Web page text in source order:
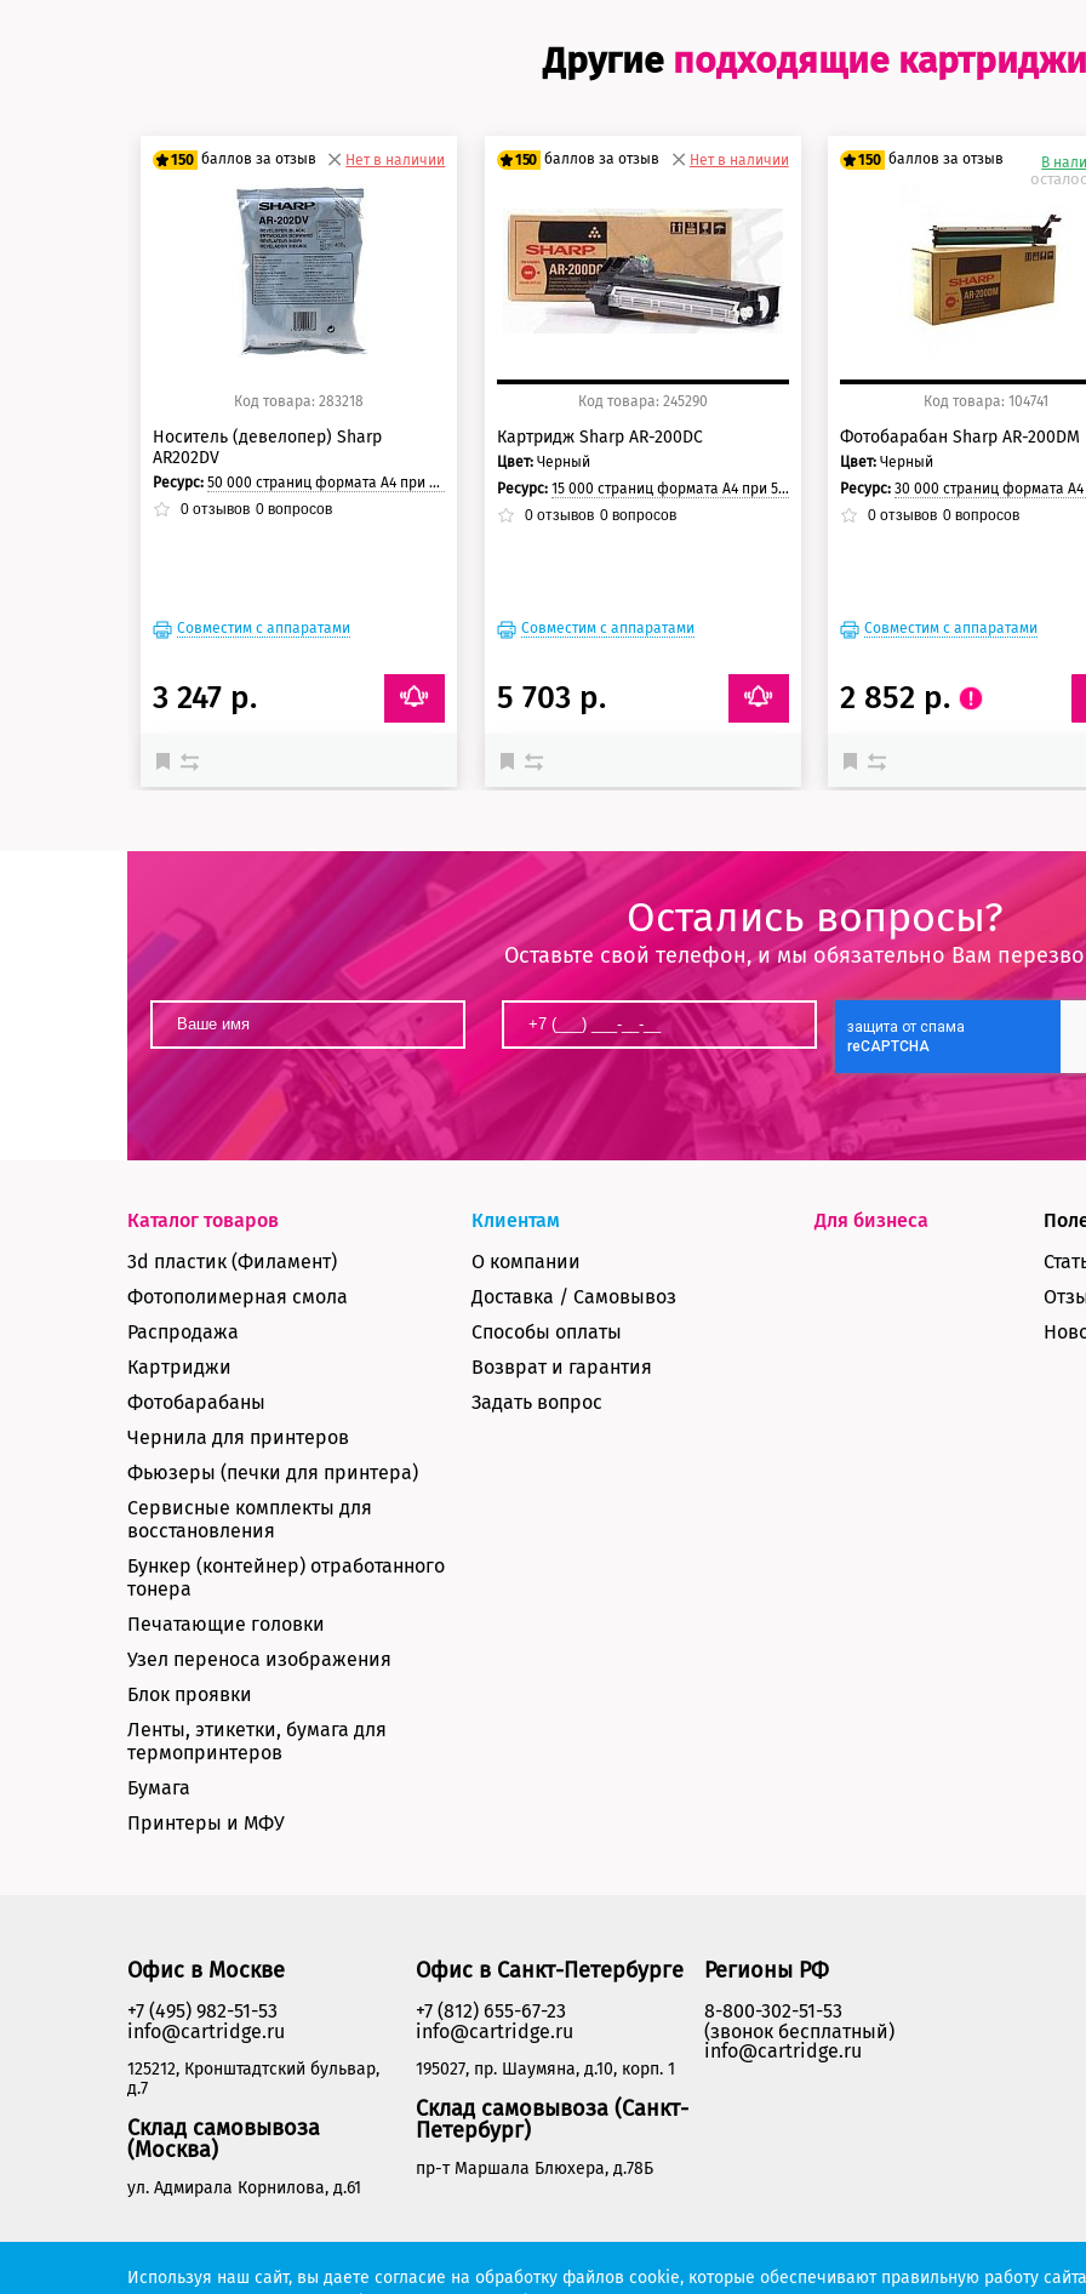
Другие подходящие картриджи
150 баллов за отзыв
125 баллов
150 баллов
Нет в наличии
Код товара: 283218
Носитель (девелопер) Sharp
AR202DV
Ресурс:50 000 страниц формата А4 при 5% заполнении страницы.
0 отзывов 0 вопросов
Совместим с аппаратами
3 247 р.
150 баллов за отзыв
125 баллов
150 баллов
Нет в наличии
Код товара: 245290
Картридж Sharp AR-200DС
Цвет: Черный
Ресурс: 15 000 страниц формата А4 при 5% заполнении страницы.
0отзывов 0вопросов
Совместим с аппаратами
5 703 р.
150 баллов за отзыв
125 баллов
150 баллов
В
Код товара: 104741
Фотобарабан Sharp AR-200DM
Цвет: Черный
Ресурс:30 000 страниц формата А4 при 5% заполнении
0 отзывов 0 вопросов
Совместим с аппаратами
2 852 р.
Остались вопросы?
Оставьте свой телефон, и мы обязательно Вам
Каталог товаров
3d пластик (Филамент)
Фотополимерная смола
Распродажа
Картриджи
Фотобарабаны
Чернила для принтеров
Фьюзеры (печки для принтера)
Сервисные комплекты для
восстановления
Бункер (контейнер) отработанного
тонера
Печатающие головки
Узел переноса изображения
Блок проявки
Ленты, этикетки, бумага для
термопринтеров
Бумага
Принтеры и МФУ
Клиентам
О компании
Доставка / Самовывоз
Способы оплаты
Возврат и гарантия
Задать вопрос
Для бизнеса
Офис в Москве
+7 (495) 982-51-53
info@cartridge.ru
125212, Кронштадтский бульвар,
д.7
Склад самовывоза
(Москва)
ул. Адмирала Корнилова, д.61
Офис в Санкт-Петербурге
+7 (812) 655-67-23
info@cartridge.ru
195027, пр. Шаумяна, д.10, корп. 1
Склад самовывоза (Санкт-
Петербург)
пр-т Маршала Блюхера, д.78Б
Регионы РФ
8-800-302-51-53
(звонок бесплатный)
info@cartridge.ru
Cartridge.ru 2012-2026. Все права защищены Политика конфиденциальности
Используя наш сайт, вы даете согласие на обработку файлов cookie, которые обеспечивают правильную работу